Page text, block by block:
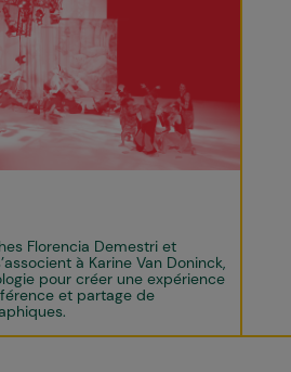
Florencia Demestri et
à Karine Van Doninck,
pour créer une expérience
et partage de